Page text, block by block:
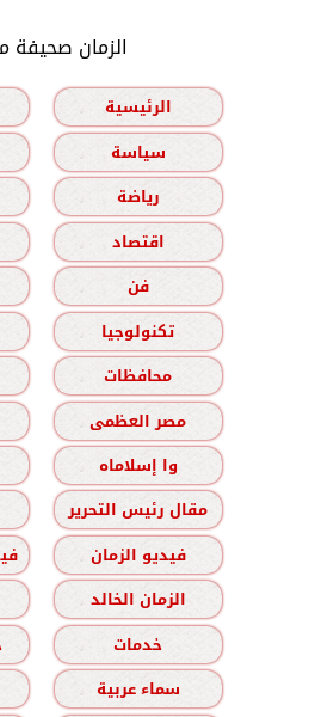
الزمان صحيفة
الرئيسية
سياسة
رياضة
اقتصاد
فن
تكنولوجيا
محافظات
مصر العظمى
وا إسلاماه
مقال رئيس التحرير
فيديو الزمان
الزمان الخالد
خدمات
سماء عربية